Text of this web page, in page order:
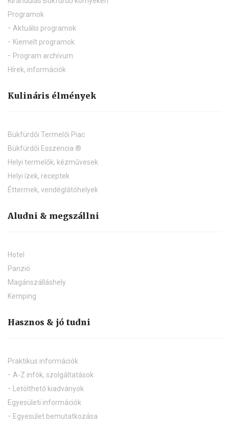
Programok
Aktuális programok
Kiemelt programok
Program archívum
Hírek, információk
Kulináris élmények
Bükfürdői Termelői Piac
Bükfürdői Esszencia ®
Helyi termelők, kézművesek
Helyi ízek, receptek
Éttermek, vendéglátóhelyek
Aludni & megszállni
Hotel
Panzió
Magánszálláshely
Kemping
Hasznos & jó tudni
Praktikus információk
A-Z infók, szolgáltatások
Letölthető kiadványok
Egyesületi információk
Egyesület bemutatkozása